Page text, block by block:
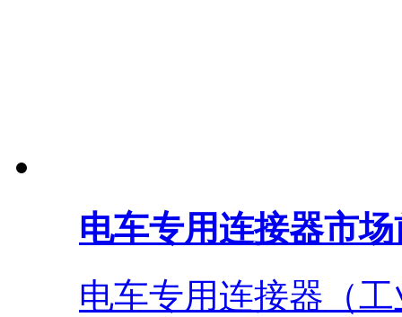
电车专用连接器市
电车专用连接器（